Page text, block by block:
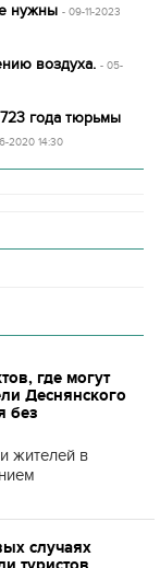
нужны - 09-11-2023
воздуха. - 05-
года тюрьмы
2020 14:30
где могут
Деснянского
без
жителей в
случаях